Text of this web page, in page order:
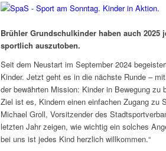
Brühler Grundschulkinder haben auch
sportlich auszutoben.
Seit dem Neustart im September 2024
Kinder. Jetzt geht es in die nächste Runde –
der bewährten Mission: Kinder in Bewegung zu
Ziel ist es, Kindern einen einfachen Zugang zu
Michael Groll, Vorsitzender des
letzten Jahr zeigen, wie wichtig ein solches
bei uns ist jedes Kind herzlich willkommen.“